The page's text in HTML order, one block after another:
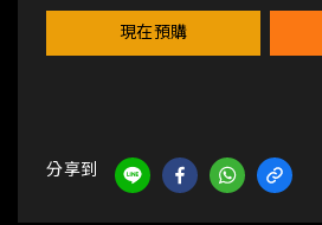
現在預購
分享到